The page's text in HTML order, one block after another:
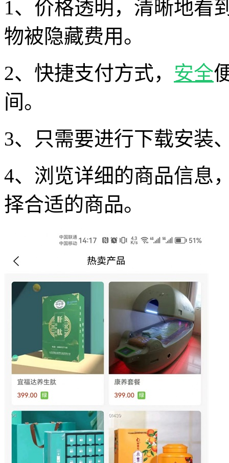
1、价格透明，清晰地看
物被隐藏费用。
2、快捷支付方式， 安全
间。
3、只需要进行下载安装
4、浏览详细的商品信息
择合适的商品。